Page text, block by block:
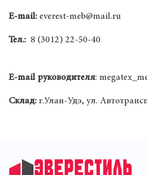
E-mail: everest-meb@mail.ru
Тел.: 8 (3012) 22-50-40
E-mail руководителя:
Склад: г.Улан-Удэ, ул.